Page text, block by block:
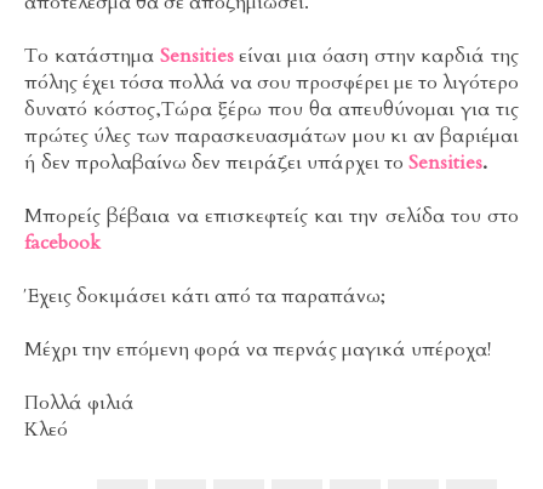
Το κατάστημα Sensities είναι μια όαση στην καρδιά της
πόλης έχει τόσα πολλά να σου προσφέρει με το λιγότερο
δυνατό κόστος,Τώρα ξέρω που θα απευθύνομαι για τις
πρώτες ύλες των παρασκευασμάτων μου κι αν βαριέμαι
ή δεν προλαβαίνω δεν πειράζει υπάρχει το Sensities.
Μπορείς βέβαια να επισκεφτείς και την σελίδα του στο
facebook
Έχεις δοκιμάσει κάτι από τα παραπάνω;
Μέχρι την επόμενη φορά να περνάς μαγικά υπέροχα!
Πολλά φιλιά
Κλεό